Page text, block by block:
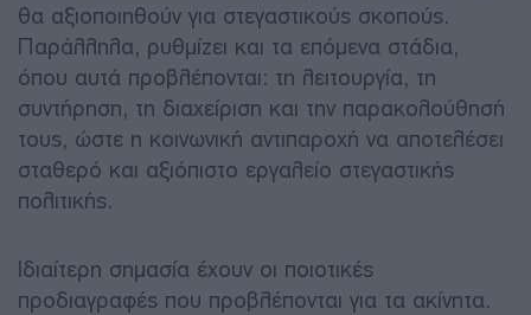
θα αξιοποιηθούν για στεγαστικούς σκοπούς.
Παράλληλα, ρυθμίζει και τα επόμενα στάδια,
όπου αυτά προβλέπονται: τη λειτουργία, τη
συντήρηση, τη διαχείριση και την παρακολούθησή
τους, ώστε η κοινωνική αντιπαροχή να αποτελέσει
σταθερό και αξιόπιστο εργαλείο στεγαστικής
πολιτικής.
Ιδιαίτερη σημασία έχουν οι ποιοτικές
προδιαγραφές που προβλέπονται για τα ακίνητα.